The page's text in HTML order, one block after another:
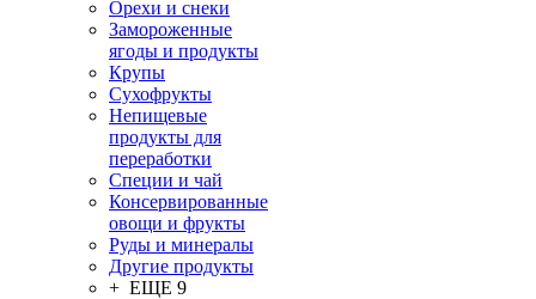
Орехи и снеки
Замороженные
ягоды и продукты
Крупы
Сухофрукты
Непищевые
продукты для
переработки
Специи и чай
Консервированные
овощи и фрукты
Руды и минералы
Другие продукты
+ ЕЩЕ 9